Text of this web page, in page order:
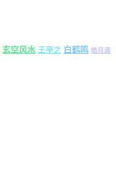
玄空风水 王亭之 白鹤鸣 皓月道